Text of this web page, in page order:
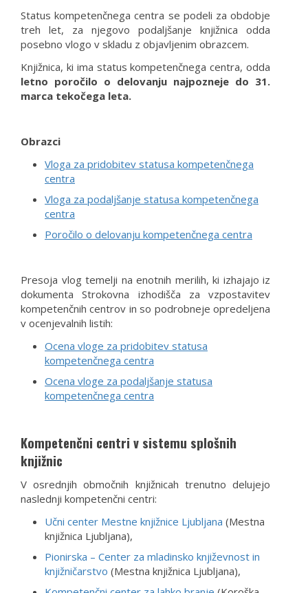
Status kompetenčnega centra se podeli za obdobje
treh let, za njegovo podaljšanje knjižnica odda
posebno vlogo v skladu z objavljenim obrazcem.
Knjižnica, ki ima status kompetenčnega centra, odda
letno poročilo o delovanju najpozneje do 31.
marca tekočega leta.
Obrazci
Vloga za pridobitev statusa kompetenčnega
centra
Vloga za podaljšanje statusa kompetenčnega
centra
Poročilo o delovanju kompetenčnega centra
Presoja vlog temelji na enotnih merilih, ki izhajajo iz
dokumenta Strokovna izhodišča za vzpostavitev
kompetenčnih centrov in so podrobneje opredeljena
v ocenjevalnih listih:
Ocena vloge za pridobitev statusa
kompetenčnega centra
Ocena vloge za podaljšanje statusa
kompetenčnega centra
Kompetenčni centri v sistemu splošnih
knjižnic
V osrednjih območnih knjižnicah trenutno delujejo
naslednji kompetenčni centri:
Učni center Mestne knjižnice Ljubljana (Mestna
knjižnica Ljubljana),
Pionirska – Center za mladinsko književnost in
knjižničarstvo (Mestna knjižnica Ljubljana),